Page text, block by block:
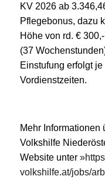
KV 2026 ab
Pflegebonus, dazu
Höhe von rd. €
(37
Einstufung erfolgt
Vordienstzeiten.
Mehr Informationen
Volkshilfe
Website unter
volkshilfe.at/jobs/